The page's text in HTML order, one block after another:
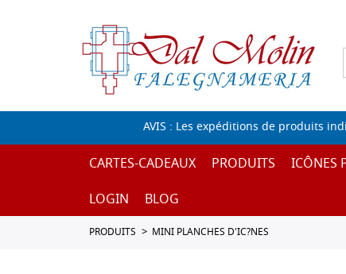
AVIS : Les expéditions de produits
CARTES-CADEAUX PRODUITS ICÔNES
LOGIN
BLOG
PRODUITS MINI PLANCHES D'IC?NES